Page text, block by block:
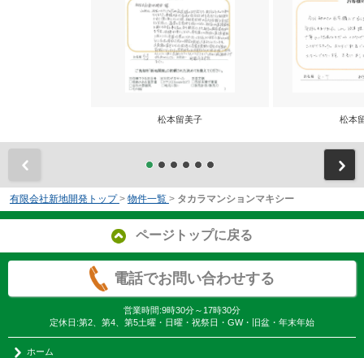
松本留美子 松本
有限会社新地開発トップ > 物件一覧 > タカラマンションマキシー
ページトップに戻る
電話でお問い合わせする
営業時間:9時30分～17時30分
定休日:第2、第4、第5土曜・日曜・祝祭日・GW・旧盆・年末年始
ホーム